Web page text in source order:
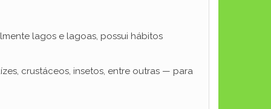
lagos e lagoas, possui hábitos
crustáceos, insetos, entre outras — para